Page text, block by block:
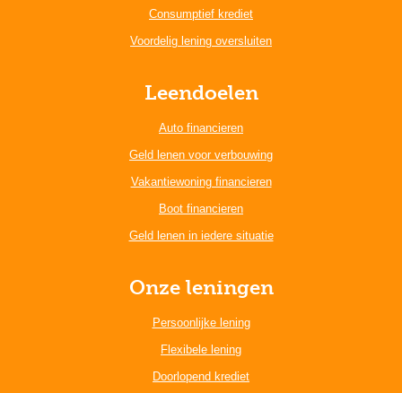
Consumptief krediet
Voordelig lening oversluiten
Leendoelen
Auto financieren
Geld lenen voor verbouwing
Vakantiewoning financieren
Boot financieren
Geld lenen in iedere situatie
Onze leningen
Persoonlijke lening
Flexibele lening
Doorlopend krediet